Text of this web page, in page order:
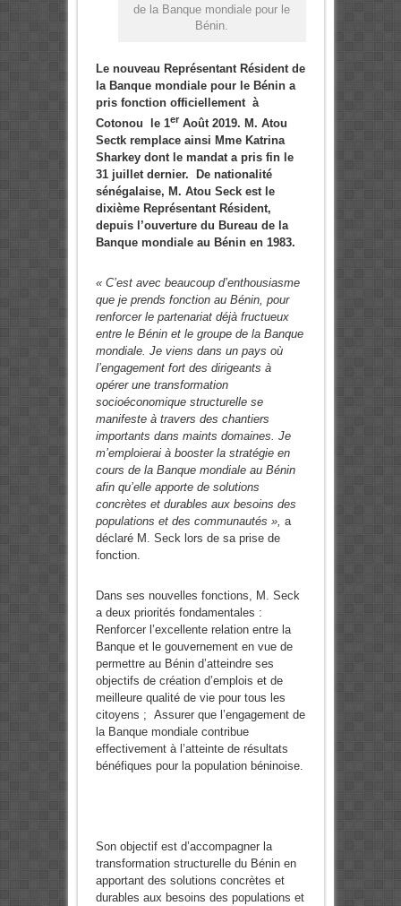
de la Banque mondiale pour le
Bénin.
Le nouveau Représentant Résident de
la Banque mondiale pour le Bénin a
pris fonction officiellement à
Cotonou le 1erAoût 2019. M. Atou
Sectk remplace ainsi Mme Katrina
Sharkey dont le mandat a pris fin le
31 juillet dernier. De nationalité
sénégalaise, M. Atou Seck est le
dixième Représentant Résident,
depuis l’ouverture du Bureau de la
Banque mondiale au Bénin en 1983.
« C’est avec beaucoup d’enthousiasme
que je prends fonction au Bénin, pour
renforcer le partenariat déjà fructueux
entre le Bénin et le groupe de la Banque
mondiale. Je viens dans un pays où
l’engagement fort des dirigeants à
opérer une transformation
socioéconomique structurelle se
manifeste à travers des chantiers
importants dans maints domaines. Je
m’emploierai à booster la stratégie en
cours de la Banque mondiale au Bénin
afin qu’elle apporte de solutions
concrètes et durables aux besoins des
populations et des communautés », a
déclaré M. Seck lors de sa prise de
fonction.
Dans ses nouvelles fonctions, M. Seck
a deux priorités fondamentales :
Renforcer l’excellente relation entre la
Banque et le gouvernement en vue de
permettre au Bénin d’atteindre ses
objectifs de création d’emplois et de
meilleure qualité de vie pour tous les
citoyens ; Assurer que l’engagement de
la Banque mondiale contribue
effectivement à l’atteinte de résultats
bénéfiques pour la population béninoise.
Son objectif est d’accompagner la
transformation structurelle du Bénin en
apportant des solutions concrètes et
durables aux besoins des populations et